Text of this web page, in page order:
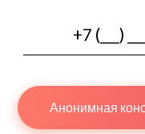
Анонимная